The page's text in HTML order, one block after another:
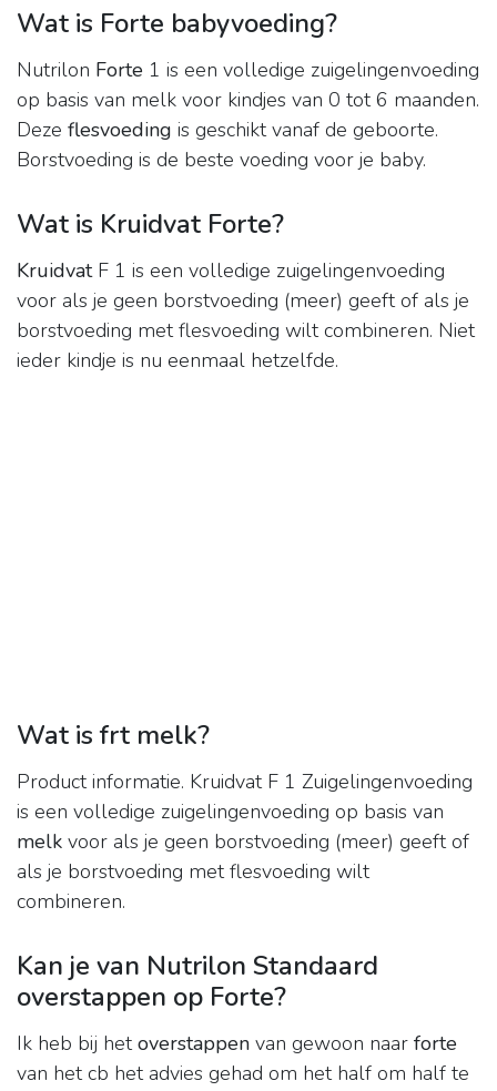
Wat is Forte babyvoeding?
Nutrilon Forte 1 is een volledige zuigelingenvoeding
op basis van melk voor kindjes van 0 tot 6 maanden.
Deze flesvoeding is geschikt vanaf de geboorte.
Borstvoeding is de beste voeding voor je baby.
Wat is Kruidvat Forte?
KruidvatF 1 is een volledige zuigelingenvoeding
voor als je geen borstvoeding (meer) geeft of als je
borstvoeding met flesvoeding wilt combineren. Niet
ieder kindje is nu eenmaal hetzelfde.
Wat is frt melk?
Product informatie. Kruidvat F 1 Zuigelingenvoeding
is een volledige zuigelingenvoeding op basis van
melk voor als je geen borstvoeding (meer) geeft of
als je borstvoeding met flesvoeding wilt
combineren.
Kan je van Nutrilon Standaard
overstappen op Forte?
Ik heb bij hetoverstappen van gewoon naar forte
van het cb het advies gehad om het half om half te